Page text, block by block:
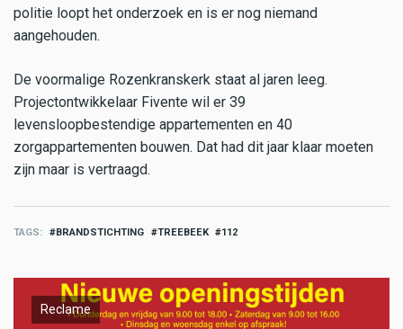
politie loopt het onderzoek en is er nog niemand
aangehouden.
De voormalige Rozenkranskerk staat al jaren leeg.
Projectontwikkelaar Fivente wil er 39
levensloopbestendige appartementen en 40
zorgappartementen bouwen. Dat had dit jaar klaar moeten
zijn maar is vertraagd.
TAGS BRANDSTICHTING TREEBEEK 112
Reclame